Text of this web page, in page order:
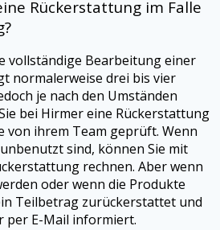
Rückerstattung im Falle
vollständige Bearbeitung einer
normalerweise drei bis vier
je nach den Umständen
bei Hirmereine Rückerstattung
von ihrem Team geprüft. Wenn
sind, können Sie mit
rechnen. Aber wenn
oder wenn die Produkte
Teilbetrag zurückerstattet und
per E-Mail informiert.